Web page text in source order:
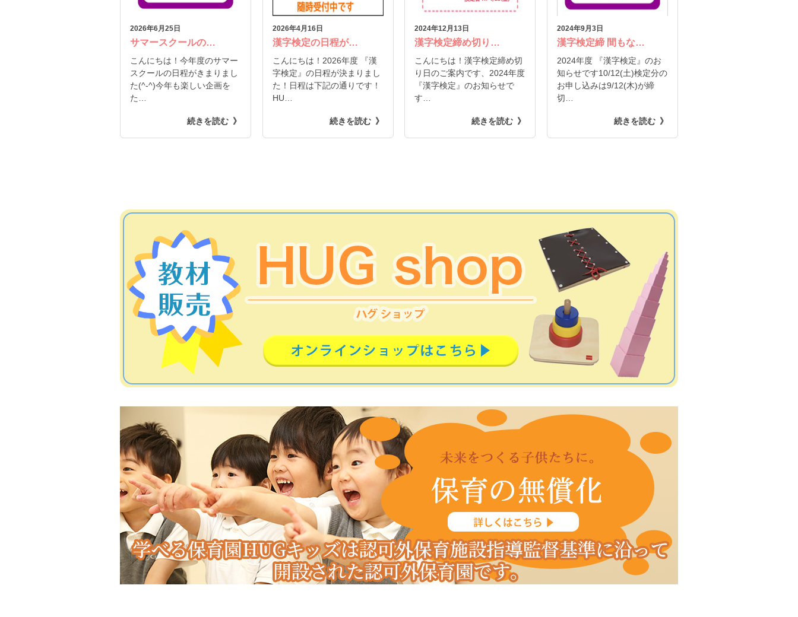
2026年6月25日
サマースクールの…
こんにちは！今年度のサマー
スクールの日程がきまりまし
た(^-^)今年も楽しい企画を
た…
続きを読む
2026年4月16日
漢字検定の日程が…
こんにちは！2026年度 『漢
字検定』の日程が決まりまし
た！日程は下記の通りです！
HU…
続きを読む
2024年12月13日
漢字検定締め切り…
こんにちは！漢字検定締め切
り日のご案内です、2024年度
『漢字検定』のお知らせで
す…
続きを読む
2024年9月3日
漢字検定締 間もな…
2024年度 『漢字検定』のお
知らせです10/12(土)検定分の
お申し込みは9/12(木)が締
切…
続きを読む